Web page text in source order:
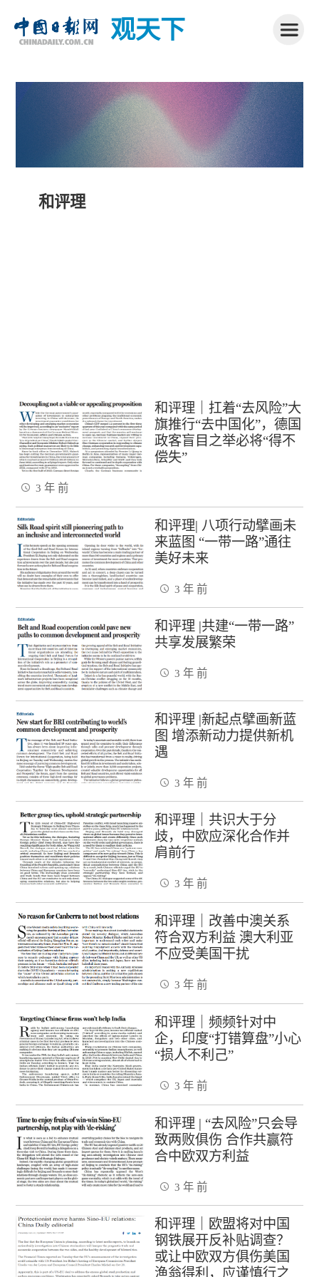
观天下
和评理
和评理｜扛着“去风险”大
旗推行“去中国化”，德国
政客盲目之举必将“得不
偿失”
3 年 前
和评理| 八项行动擘画未
来蓝图 “一带一路”通往
美好未来
3 年 前
和评理 |共建“一带一路”
共享发展繁荣
3 年 前
和评理 |新起点擘画新蓝
图 增添新动力提供新机
遇
3 年 前
和评理｜共识大于分
歧，中欧应深化合作并
肩前行
3 年 前
和评理｜改善中澳关系
符合双方利益 澳大利亚
不应受美国干扰
3 年 前
和评理｜频频针对中
企，印度“打错算盘”小心
“损人不利己”
3 年 前
和评理 | “去风险”只会导
致两败俱伤 合作共赢符
合中欧双方利益
3 年 前
和评理｜欧盟将对中国
钢铁展开反补贴调查？
或让中欧双方俱伤美国
渔翁得利，应谨慎行之